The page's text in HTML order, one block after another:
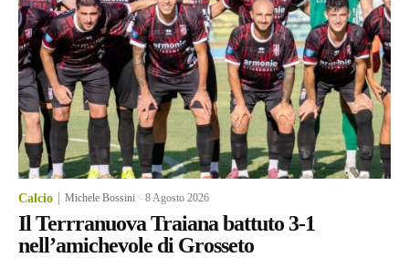
Calcio Michele Bossini -8 Agosto 2026
Il Terrranuova Traiana battuto 3-1
nell’amichevole di Grosseto